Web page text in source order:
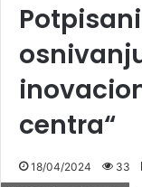
centra“
18/04/2024 33